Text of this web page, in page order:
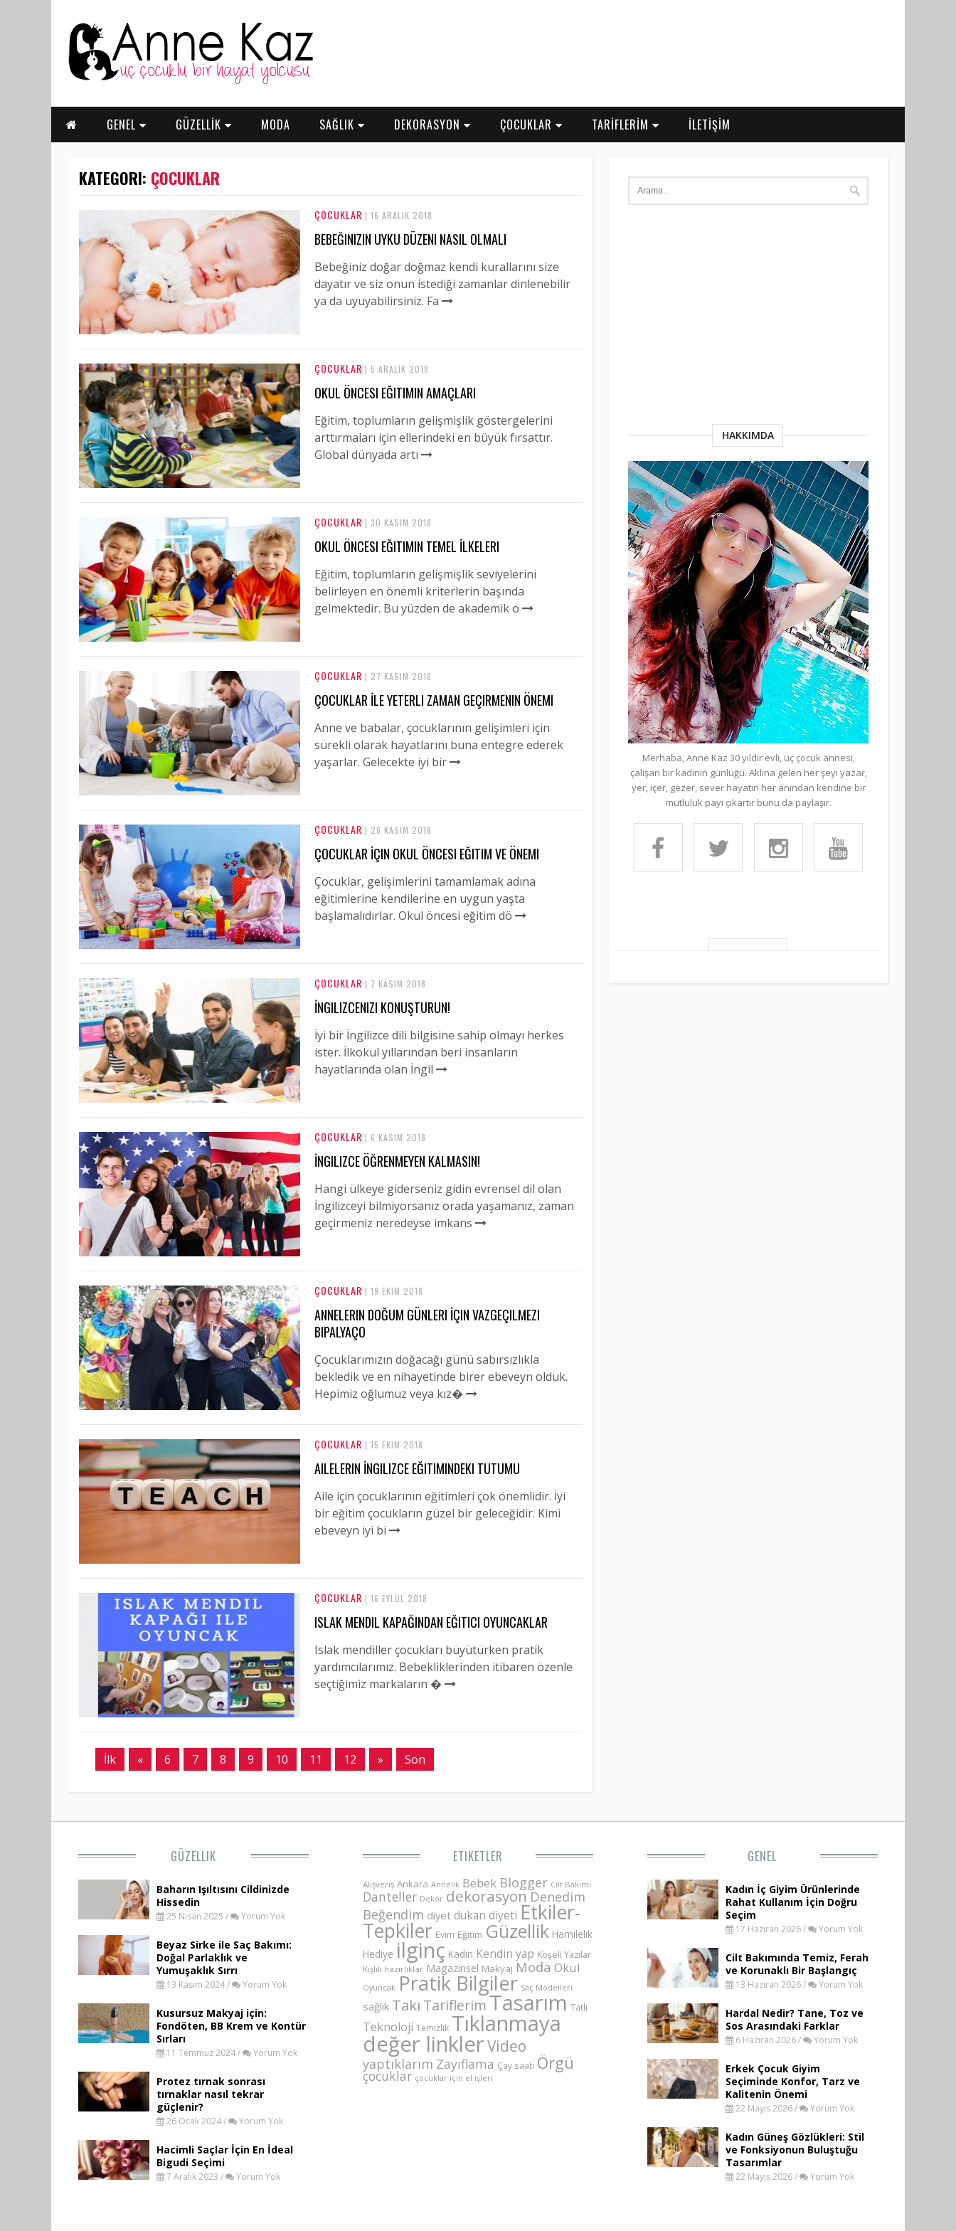
GENEL GÜZELLİK MODA SAĞLIK DEKORASYON ÇOCUKLAR TARİFLERİM İLETİŞİM
KATEGORI: ÇOCUKLAR
ÇOCUKLAR | 16 ARALIK 2018
BEBEĞINIZIN UYKU DÜZENI NASIL OLMALI
Bebeğiniz doğar doğmaz kendi kurallarını size
dayatır ve siz onun istediği zamanlar dinlenebilir
ya da uyuyabilirsiniz. Fa
ÇOCUKLAR | 5 ARALIK 2018
OKUL ÖNCESI EĞITIMIN AMAÇLARI
Eğitim, toplumların gelişmişlik göstergelerini
arttırmaları için ellerindeki en büyük fırsattır.
Global dünyada artı
ÇOCUKLAR | 30 KASIM 2018
OKUL ÖNCESI EĞITIMIN TEMEL İLKELERI
Eğitim, toplumların gelişmişlik seviyelerini
belirleyen en önemli kriterlerin başında
gelmektedir. Bu yüzden de akademik o
ÇOCUKLAR | 27 KASIM 2018
ÇOCUKLAR İLE YETERLI ZAMAN GEÇIRMENIN ÖNEMI
Anne ve babalar, çocuklarının gelişimleri için
sürekli olarak hayatlarını buna entegre ederek
yaşarlar. Gelecekte iyi bir
ÇOCUKLAR | 26 KASIM 2018
ÇOCUKLAR İÇIN OKUL ÖNCESI EĞITIM VE ÖNEMI
Çocuklar, gelişimlerini tamamlamak adına
eğitimlerine kendilerine en uygun yaşta
başlamalıdırlar. Okul öncesi eğitim dö
ÇOCUKLAR | 7 KASIM 2018
İNGILIZCENIZI KONUŞTURUN!
İyi bir İngilizce dili bilgisine sahip olmayı herkes
ister. İlkokul yıllarından beri insanların
hayatlarında olan İngil
ÇOCUKLAR | 6 KASIM 2018
İNGILIZCE ÖĞRENMEYEN KALMASIN!
Hangi ülkeye giderseniz gidin evrensel dil olan
İngilizceyi bilmiyorsanız orada yaşamanız, zaman
geçirmeniz neredeyse imkans
ÇOCUKLAR | 19 EKIM 2018
ANNELERIN DOĞUM GÜNLERI İÇIN VAZGEÇILMEZI
BIPALYAÇO
Çocuklarımızın doğacağı günü sabırsızlıkla
bekledik ve en nihayetinde birer ebeveyn olduk.
Hepimiz oğlumuz veya kız�
ÇOCUKLAR | 15 EKIM 2018
AILELERIN İNGILIZCE EĞITIMINDEKI TUTUMU
Aile için çocuklarının eğitimleri çok önemlidir. İyi
bir eğitim çocukların güzel bir geleceğidir. Kimi
ebeveyn iyi bi
ÇOCUKLAR | 16 EYLÜL 2018
ISLAK MENDIL KAPAĞINDAN EĞITICI OYUNCAKLAR
Islak mendiller çocukları büyütürken pratik
yardımcılarımız. Bebekliklerinden itibaren özenle
seçtiğimiz markaların �
İlk « 6 7 8 9 10 11 12 » Son
HAKKIMDA
Merhaba, Anne Kaz 30 yıldır evli, üç çocuk annesi,
çalışan bir kadının günlüğü. Aklına gelen her şeyi yazar,
yer, içer, gezer, sever hayatın her anından kendine bir
mutluluk payı çıkartır bunu da paylaşır.
GÜZELLIK
Baharın Işıltısını Cildinizde
Hissedin
25 Nisan 2025 / Yorum Yok
Beyaz Sirke ile Saç Bakımı:
Doğal Parlaklık ve
Yumuşaklık Sırrı
13 Kasım 2024 / Yorum Yok
Kusursuz Makyaj için:
Fondöten, BB Krem ve Kontür
Sırları
11 Temmuz 2024 / Yorum Yok
Protez tırnak sonrası
tırnaklar nasıl tekrar
güçlenir?
26 Ocak 2024 / Yorum Yok
Hacimli Saçlar İçin En İdeal
Bigudi Seçimi
7 Aralık 2023 / Yorum Yok
ETIKETLER
Alışveriş Ankara Annelik Bebek Blogger Cilt Bakımı
Danteller Dekor dekorasyon Denedim
Beğendim diyet dukan diyeti Etkiler-
Tepkiler Evim Eğitim Güzellik Hamilelik
Hediye ilginç Kadın Kendin yap Köşeli Yazılar
Kışlık hazırlıklar Magazinsel Makyaj Moda Okul
Oyuncak Pratik Bilgiler Saç Modelleri
sağlık Takı Tariflerim Tasarım Tatlı
Teknoloji Temizlik Tıklanmaya
değer linklerVideo
yaptıklarım Zayıflama Çay saati Örgü
çocuklar çocuklar için el işleri
GENEL
Kadın İç Giyim Ürünlerinde
Rahat Kullanım İçin Doğru
Seçim
17 Haziran 2026 / Yorum Yok
Cilt Bakımında Temiz, Ferah
ve Korunaklı Bir Başlangıç
13 Haziran 2026 / Yorum Yok
Hardal Nedir? Tane, Toz ve
Sos Arasındaki Farklar
6 Haziran 2026 / Yorum Yok
Erkek Çocuk Giyim
Seçiminde Konfor, Tarz ve
Kalitenin Önemi
22 Mayıs 2026 / Yorum Yok
Kadın Güneş Gözlükleri: Stil
ve Fonksiyonun Buluştuğu
Tasarımlar
22 Mayıs 2026 / Yorum Yok